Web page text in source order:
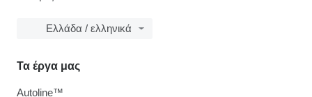
Ελλάδα / ελληνικά
Τα έργα μας
Autoline™